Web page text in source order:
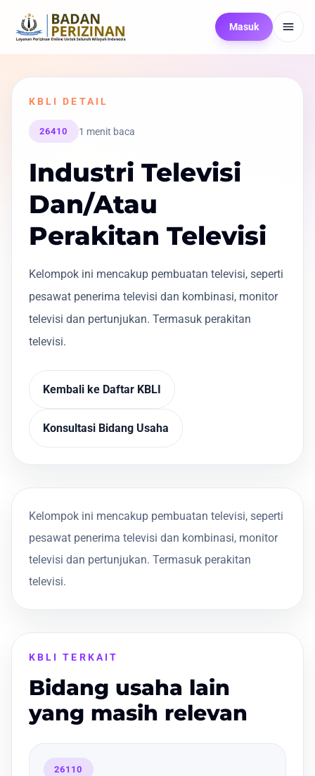
Masuk
KBLI DETAIL
26410 1 menit baca
Industri Televisi
Dan/Atau
Perakitan Televisi
Kelompok ini mencakup pembuatan televisi, seperti
pesawat penerima televisi dan kombinasi, monitor
televisi dan pertunjukan. Termasuk perakitan
televisi.
Kembali ke Daftar KBLI
Konsultasi Bidang Usaha
Kelompok ini mencakup pembuatan televisi, seperti
pesawat penerima televisi dan kombinasi, monitor
televisi dan pertunjukan. Termasuk perakitan
televisi.
KBLI TERKAIT
Bidang usaha lain
yang masih relevan
26110